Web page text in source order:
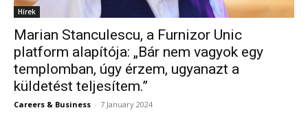
Hírek
Marian Stanculescu, a Furnizor Unic
platform alapítója: „Bár nem vagyok egy
templomban, úgy érzem, ugyanazt a
küldetést teljesítem.”
Careers & Business - 7 January 2024